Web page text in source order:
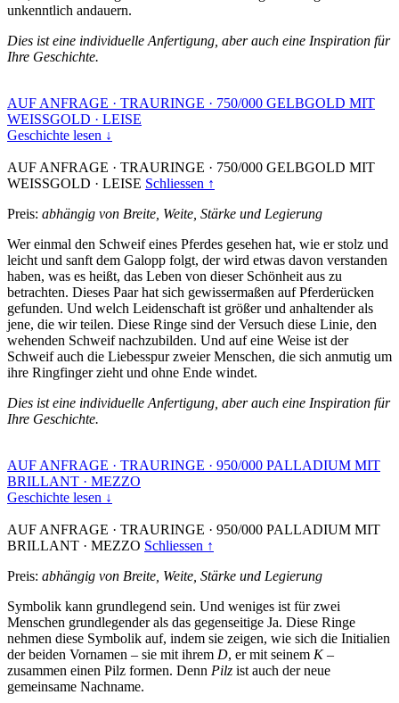
unkenntlich andauern.
Dies ist eine individuelle Anfertigung, aber auch eine Inspiration für
Ihre Geschichte.
AUF ANFRAGE · TRAURINGE · 750/000 GELBGOLD MIT
WEISSGOLD · LEISE
Geschichte lesen ↓
AUF ANFRAGE · TRAURINGE · 750/000 GELBGOLD MIT
WEISSGOLD · LEISE Schliessen ↑
Preis: abhängig von Breite, Weite, Stärke und Legierung
Wer einmal den Schweif eines Pferdes gesehen hat, wie er stolz und
leicht und sanft dem Galopp folgt, der wird etwas davon verstanden
haben, was es heißt, das Leben von dieser Schönheit aus zu
betrachten. Dieses Paar hat sich gewissermaßen auf Pferderücken
gefunden. Und welch Leidenschaft ist größer und anhaltender als
jene, die wir teilen. Diese Ringe sind der Versuch diese Linie, den
wehenden Schweif nachzubilden. Und auf eine Weise ist der
Schweif auch die Liebesspur zweier Menschen, die sich anmutig um
ihre Ringfinger zieht und ohne Ende windet.
Dies ist eine individuelle Anfertigung, aber auch eine Inspiration für
Ihre Geschichte.
AUF ANFRAGE · TRAURINGE · 950/000 PALLADIUM MIT
BRILLANT · MEZZO
Geschichte lesen ↓
AUF ANFRAGE · TRAURINGE · 950/000 PALLADIUM MIT
BRILLANT · MEZZO Schliessen ↑
Preis: abhängig von Breite, Weite, Stärke und Legierung
Symbolik kann grundlegend sein. Und weniges ist für zwei
Menschen grundlegender als das gegenseitige Ja. Diese Ringe
nehmen diese Symbolik auf, indem sie zeigen, wie sich die Initialien
der beiden Vornamen – sie mit ihrem D, er mit seinem K–
zusammen einen Pilz formen. Denn Pilz ist auch der neue
gemeinsame Nachname.